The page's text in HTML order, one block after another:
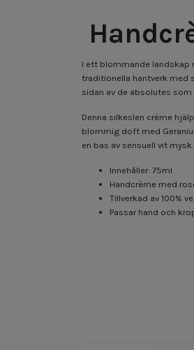
I ett blommande landskap
traditionella hantverk med
sidan av de absolutes
Denna silkeslen crème
blommig doft med
en bas av sensuell vit mysk.
Innehåller: 75ml
Handcrème med
Tillverkad av 100%
Passar hand och